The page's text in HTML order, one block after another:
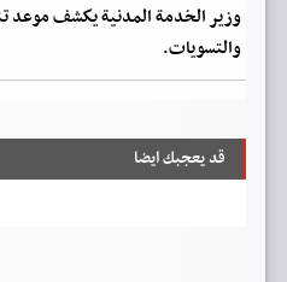
وزير الخدمة المدنية يكشف موعد
والتسويات.
قد يعجبك ايضا